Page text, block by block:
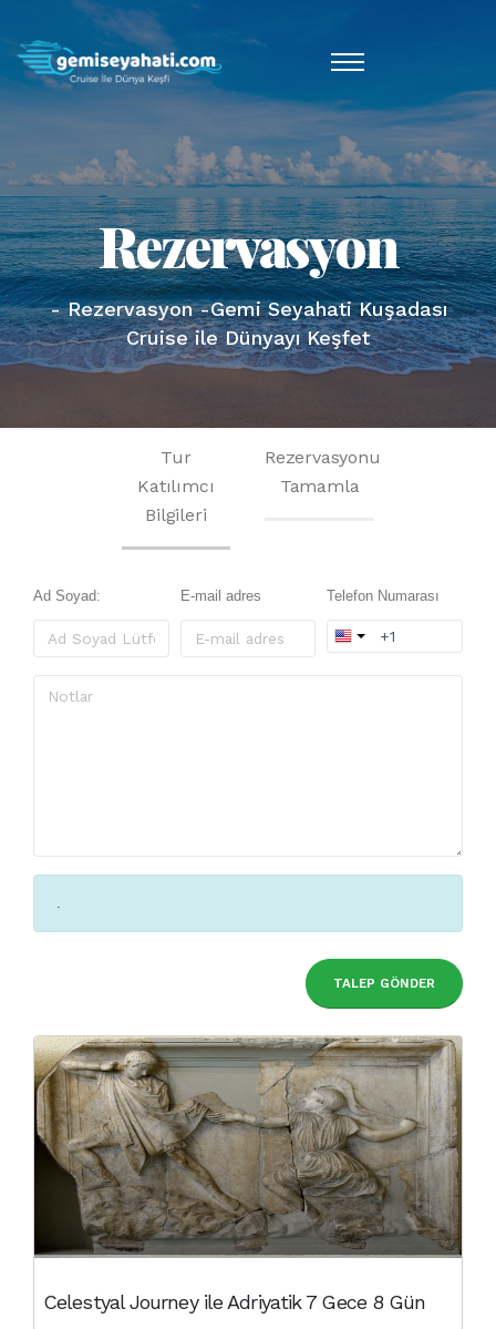
Rezervasyon
- Rezervasyon -Gemi Seyahati Kuşadası
Cruise ile Dünyayı Keşfet
Tur
Katılımcı
Bilgileri
Rezervasyonu
Tamamla
Ad Soyad: E-mail adres Telefon Numarası
.
TALEP GÖNDER
Celestyal Journey ile Adriyatik 7 Gece 8 Gün